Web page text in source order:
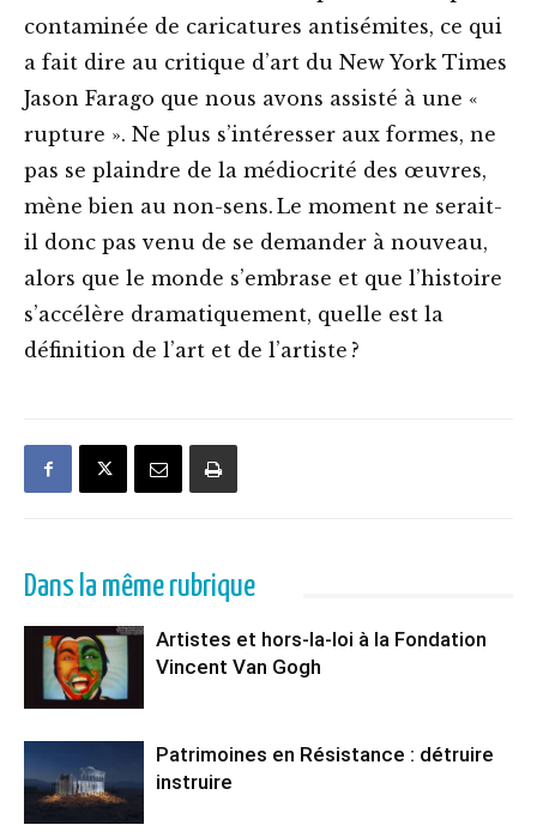
contaminée de caricatures antisémites, ce qui
a fait dire au critique d’art du New York Times
Jason Farago que nous avons assisté à une «
rupture ». Ne plus s’intéresser aux formes, ne
pas se plaindre de la médiocrité des œuvres,
mène bien au non-sens. Le moment ne serait-
il donc pas venu de se demander à nouveau,
alors que le monde s’embrase et que l’histoire
s’accélère dramatiquement, quelle est la
définition de l’art et de l’artiste ?
Dans la même rubrique
Artistes et hors-la-loi à la Fondation
Vincent Van Gogh
Patrimoines en Résistance : détruire
instruire